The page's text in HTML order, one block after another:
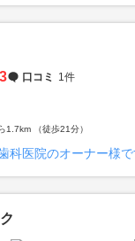
口コミ 1件
1.7km （徒歩21分）
科医院のオーナー様で